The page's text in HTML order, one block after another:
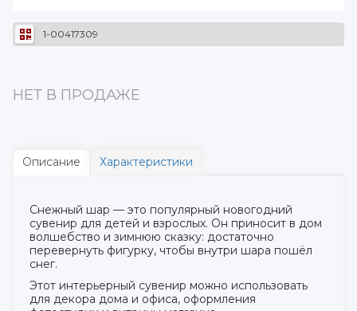
1-00417309
НЕТ В ПРОДАЖЕ
Описание Характеристики
Снежный шар — это популярный новогодний
сувенир для детей и взрослых. Он приносит в дом
волшебство и зимнюю сказку: достаточно
перевернуть фигурку, чтобы внутри шара пошёл
снег.
Этот интерьерный сувенир можно использовать
для декора дома и офиса, оформления